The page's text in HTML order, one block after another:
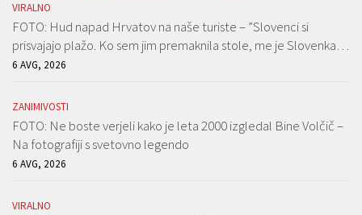
VIRALNO
FOTO: Hud napad Hrvatov na naše turiste – ”Slovenci si
prisvajajo plažo. Ko sem jim premaknila stole, me je Slovenka…
6 AVG, 2026
ZANIMIVOSTI
FOTO: Ne boste verjeli kako je leta 2000 izgledal Bine Volčič –
Na fotografiji s svetovno legendo
6 AVG, 2026
VIRALNO